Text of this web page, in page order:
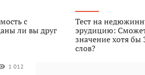
с
ли вы друг
Тест на
эрудицию:
значение хотя бы
слов?
1 012